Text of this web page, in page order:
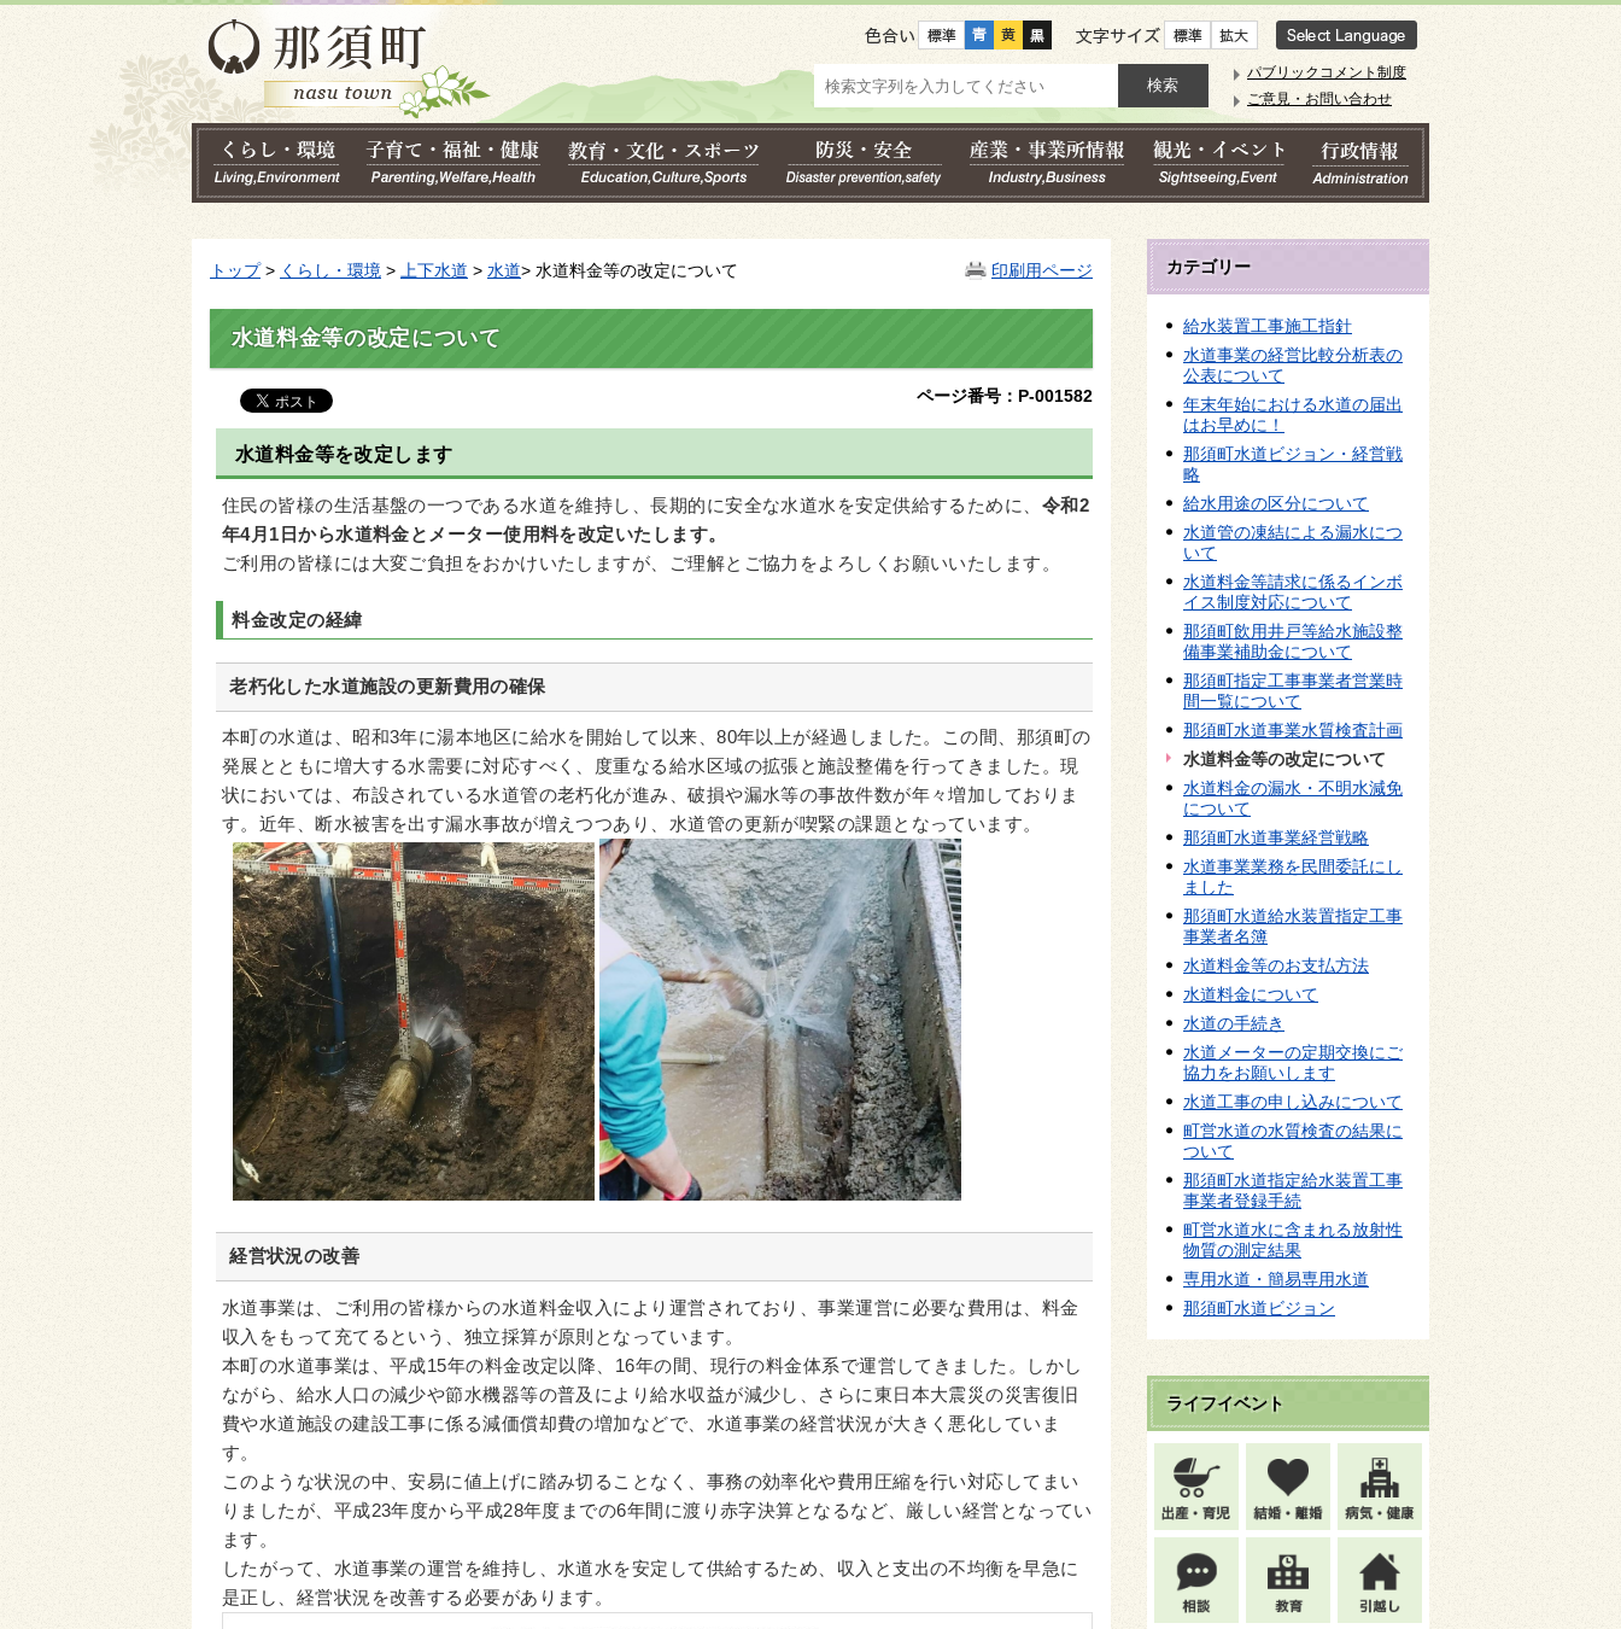
色合い 文字サイズ
パブリックコメント制度
ご意見・お問い合わせ
印刷用ページ
トップ> くらし・環境 > 上下水道 > 水道> 水道料金等の改定について
水道料金等の改定について
ページ番号：P-001582
水道料金等を改定します
住民の皆様の生活基盤の一つである水道を維持し、長期的に安全な水道水を安定供給するために、 令和2
年4月1日から水道料金とメーター使用料を改定いたします。
ご利用の皆様には大変ご負担をおかけいたしますが、ご理解とご協力をよろしくお願いいたします。
料金改定の経緯
老朽化した水道施設の更新費用の確保
本町の水道は、昭和3年に湯本地区に給水を開始して以来、80年以上が経過しました。この間、那須町の
発展とともに増大する水需要に対応すべく、度重なる給水区域の拡張と施設整備を行ってきました。現
状においては、布設されている水道管の老朽化が進み、破損や漏水等の事故件数が年々増加しておりま
す。近年、断水被害を出す漏水事故が増えつつあり、水道管の更新が喫緊の課題となっています。
経営状況の改善
水道事業は、ご利用の皆様からの水道料金収入により運営されており、事業運営に必要な費用は、料金
収入をもって充てるという、独立採算が原則となっています。
本町の水道事業は、平成15年の料金改定以降、16年の間、現行の料金体系で運営してきました。しかし
ながら、給水人口の減少や節水機器等の普及により給水収益が減少し、さらに東日本大震災の災害復旧
費や水道施設の建設工事に係る減価償却費の増加などで、水道事業の経営状況が大きく悪化していま
す。
このような状況の中、安易に値上げに踏み切ることなく、事務の効率化や費用圧縮を行い対応してまい
りましたが、平成23年度から平成28年度までの6年間に渡り赤字決算となるなど、厳しい経営となってい
ます。
したがって、水道事業の運営を維持し、水道水を安定して供給するため、収入と支出の不均衡を早急に
是正し、経営状況を改善する必要があります。
カテゴリー
給水装置工事施工指針
水道事業の経営比較分析表の
公表について
年末年始における水道の届出
はお早めに！
那須町水道ビジョン・経営戦
略
給水用途の区分について
水道管の凍結による漏水につ
いて
水道料金等請求に係るインボ
イス制度対応について
那須町飲用井戸等給水施設整
備事業補助金について
那須町指定工事事業者営業時
間一覧について
那須町水道事業水質検査計画
水道料金等の改定について
水道料金の漏水・不明水減免
について
那須町水道事業経営戦略
水道事業業務を民間委託にし
ました
那須町水道給水装置指定工事
事業者名簿
水道料金等のお支払方法
水道料金について
水道の手続き
水道メーターの定期交換にご
協力をお願いします
水道工事の申し込みについて
町営水道の水質検査の結果に
ついて
那須町水道指定給水装置工事
事業者登録手続
町営水道水に含まれる放射性
物質の測定結果
専用水道・簡易専用水道
那須町水道ビジョン
ライフイベント